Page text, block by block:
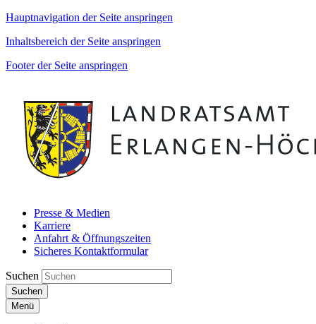
Hauptnavigation der Seite anspringen
Inhaltsbereich der Seite anspringen
Footer der Seite anspringen
Presse & Medien
Karriere
Anfahrt & Öffnungszeiten
Sicheres Kontaktformular
Suchen
Suchen
Menü